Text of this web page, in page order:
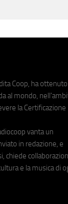
Coop, ha
al mondo,
la Certificazione
vanta un
in redazione, e
chiede
e la musica di